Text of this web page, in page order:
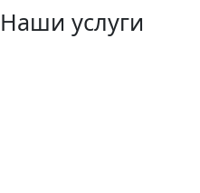
Наши услуги